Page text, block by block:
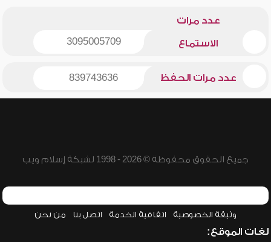
عدد مرات
الاستماع 3095005709
عدد مرات الحفظ 839743636
جميع الحقوق محفوظة © 2026 - 1998 لشبكة إسلام ويب
وثيقة الخصوصية اتفاقية الخدمة اتصل بنا من نحن
لغات الموقع: